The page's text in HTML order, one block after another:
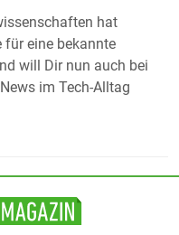
hat
für eine bekannte
will Dir nun auch bei
im Tech-Alltag